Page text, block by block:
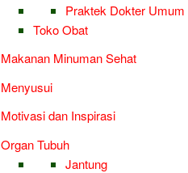
Praktek Dokter Umum
Toko Obat
Makanan Minuman Sehat
Menyusui
Motivasi dan Inspirasi
Organ Tubuh
Jantung